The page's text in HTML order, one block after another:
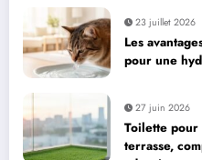
23 juillet 2026
Les
pour une
27 juin 2026
Toilette pour
terrasse,